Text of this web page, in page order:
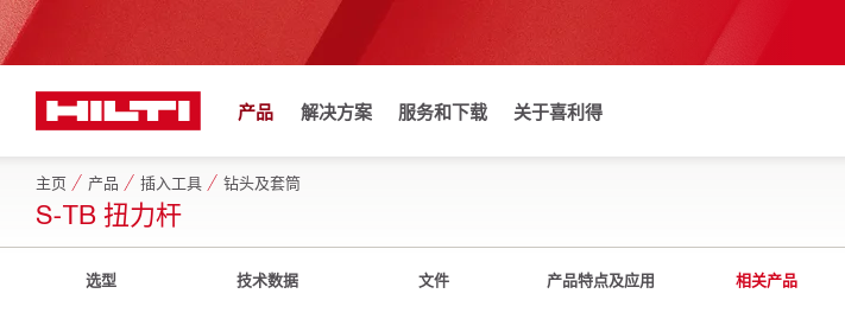
产品 解决方案 服务和下载 关于喜利得
主页 产品 插入工具 钻头及套筒
S-TB 扭力杆
选型 技术数据 文件 产品特点及应用 相关产品